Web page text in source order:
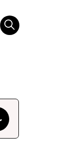
Rechercher